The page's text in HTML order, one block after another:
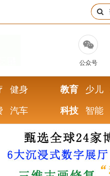
公众号
健身
汽车
教育 少儿
科技 智能